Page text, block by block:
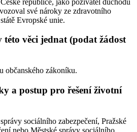
své nároky ze zdravotního
Evropské unie.
věci jednat (podat žádost
občanského zákoníku.
a postup pro řešení životní
sociálního zabezpečení, Pražské
nebo Městské správy sociálního